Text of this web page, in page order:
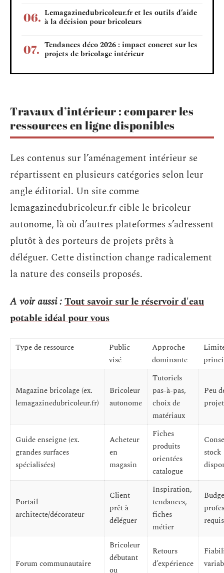
Lemagazinedubricoleur.fr et les outils d’aide
à la décision pour bricoleurs
Tendances déco 2026 : impact concret sur les
projets de bricolage intérieur
Travaux d’intérieur : comparer les
ressources en ligne disponibles
Les contenus sur l’aménagement intérieur se
répartissent en plusieurs catégories selon leur
angle éditorial. Un site comme
lemagazinedubricoleur.fr cible le bricoleur
autonome, là où d’autres plateformes s’adressent
plutôt à des porteurs de projets prêts à
déléguer. Cette distinction change radicalement
la nature des conseils proposés.
A voir aussi :Tout savoir sur le réservoir d'eau
potable idéal pour vous
Type de ressource
Public
visé
Approche
dominante
Magazine bricolage (ex.
lemagazinedubricoleur.fr)
Bricoleur
autonome
Tutoriels
pas-à-pas,
choix de
matériaux
Peu
Guide enseigne (ex.
grandes surfaces
spécialisées)
Acheteur
en
magasin
Fiches
produits
orientées
catalogue
stock
Portail
architecte/décorateur
Client
prêt à
déléguer
Inspiration,
tendances,
fiches
métier
requis
Forum communautaire
Bricoleur
débutant
ou
Retours
d’expérience